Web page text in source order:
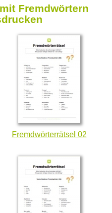
Fremdwörtern
Fremdwörterrätsel 02